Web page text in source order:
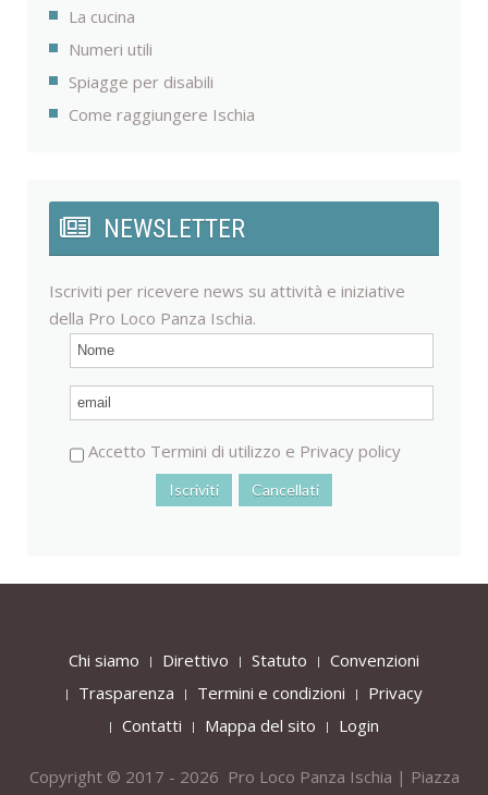
La cucina
Numeri utili
Spiagge per disabili
Come raggiungere Ischia
NEWSLETTER
Iscriviti per ricevere news su attività e iniziative
della Pro Loco Panza Ischia.
Accetto Termini di utilizzo e Privacy policy
Chi siamo Direttivo Statuto
Convenzioni
Trasparenza
Termini e condizioni
Privacy
Contatti
Mappa del sito Login
Copyright © 2017 - 2026 Pro Loco Panza Ischia | Piazza